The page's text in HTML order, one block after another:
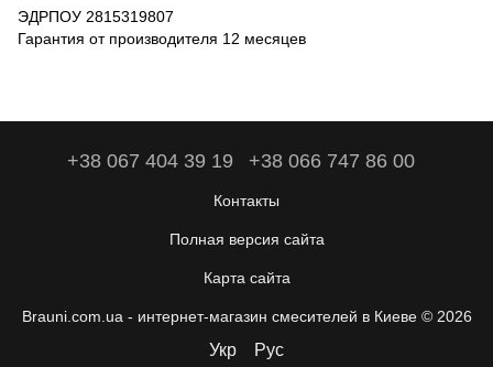
ЭДРПОУ 2815319807
Гарантия от производителя 12 месяцев
+38 067 404 39 19 +38 066 747 86 00
Контакты
Полная версия сайта
Карта сайта
Brauni.com.ua - интернет-магазин смесителей в Киеве © 2026
Укр Рус